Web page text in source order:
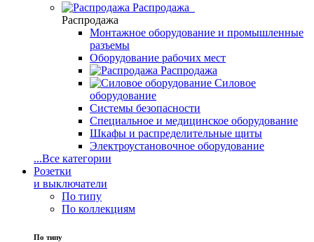
Распродажа
Распродажа
Монтажное оборудование и промышленные
разъемы
Оборудование рабочих мест
Распродажа
Силовое
оборудование
Системы безопасности
Специальное и медицинское оборудование
Шкафы и распределительные щиты
Электроустановочное оборудование
...Все категории
Розетки
и выключатели
По типу
По коллекциям
По типу